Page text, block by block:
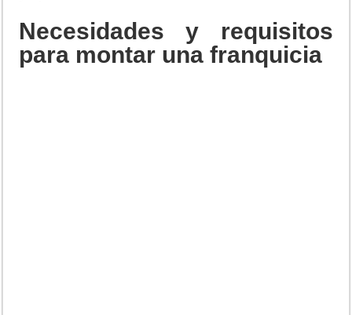
Necesidades y requisitos
para montar una franquicia